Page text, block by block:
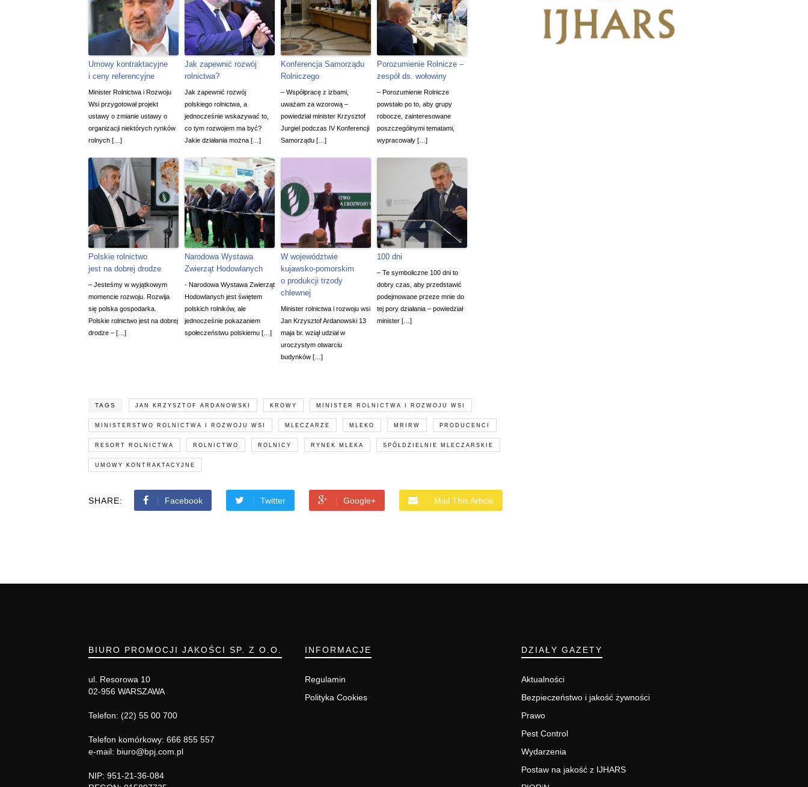
Umowy kontraktacyjne
i ceny referencyjne
Minister Rolnictwa i Rozwoju
Wsi przygotował projekt
ustawy o zmianie ustawy o
organizacji niektórych rynków
rolnych […]
Jak zapewnić rozwój
rolnictwa?
Jak zapewnić rozwój
polskiego rolnictwa, a
jednocześnie wskazywać to,
co tym rozwojem ma być?
Jakie działania można […]
Konferencja Samorządu
Rolniczego
– Współpracę z izbami,
uważam za wzorową –
powiedział minister Krzysztof
Jurgiel podczas IV Konferencji
Samorządu […]
Porozumienie Rolnicze –
zespół ds. wołowiny
– Porozumienie Rolnicze
powstało po to, aby grupy
robocze, zainteresowane
poszczególnymi tematami,
wypracowały […]
Polskie rolnictwo
jest na dobrej drodze
– Jesteśmy w wyjątkowym
momencie rozwoju. Rozwija
się polska gospodarka.
Polskie rolnictwo jest na dobrej
drodze – […]
Narodowa Wystawa
Zwierząt Hodowlanych
- Narodowa Wystawa Zwierząt
Hodowlanych jest świętem
polskich rolników, ale
jednocześnie pokazaniem
społeczeństwu polskiemu […]
W województwie
kujawsko-pomorskim
o produkcji trzody
chlewnej
Minister rolnictwa i rozwoju wsi
Jan Krzysztof Ardanowski 13
maja br. wziął udział w
uroczystym otwarciu
budynków […]
100 dni
– Te symboliczne 100 dni to
dobry czas, aby przedstawić
podejmowane przeze mnie do
tej pory działania – powiedział
minister […]
TAGS JAN KRZYSZTOF ARDANOWSKI KROWY MINISTER ROLNICTWA I ROZWOJU WSI
MINISTERSTWO ROLNICTWA I ROZWOJU WSI MLECZARZE MLEKO MRIRW PRODUCENCI
RESORT ROLNICTWA ROLNICTWO ROLNICY RYNEK MLEKA SPÓŁDZIELNIE MLECZARSKIE
UMOWY KONTRAKTACYJNE
SHARE: Facebook Twitter Google+ Mail This Article
BIURO PROMOCJI JAKOŚCI SP. Z O.O.
ul. Resorowa 10
02-956 WARSZAWA
Telefon: (22) 55 00 700
Telefon komórkowy: 666 855 557
e-mail: biuro@bpj.com.pl
NIP: 951-21-36-084
INFORMACJE
Regulamin
Polityka Cookies
DZIAŁY GAZETY
Aktualności
Bezpieczeństwo i jakość żywności
Prawo
Pest Control
Wydarzenia
Postaw na jakość z IJHARS